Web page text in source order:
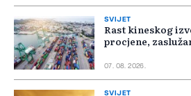
SVIJET
Rast kineskog
procjene,
07. 08. 2026.
SVIJET